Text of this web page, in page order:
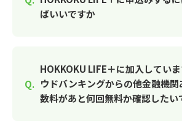
ばいいですか
HOKKOKU LIFE＋に加入してい
ウドバンキングからの他金融機
数料があと何回無料か確認したい